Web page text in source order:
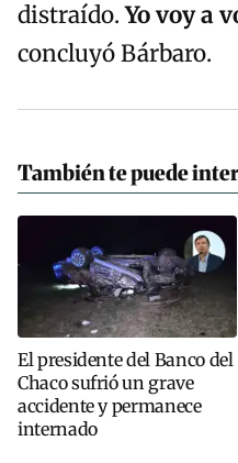
distraído.Yo voy a
concluyó Bárbaro.
También te puede
El presidente del Banco del
Chaco sufrió un grave
accidente y permanece
internado